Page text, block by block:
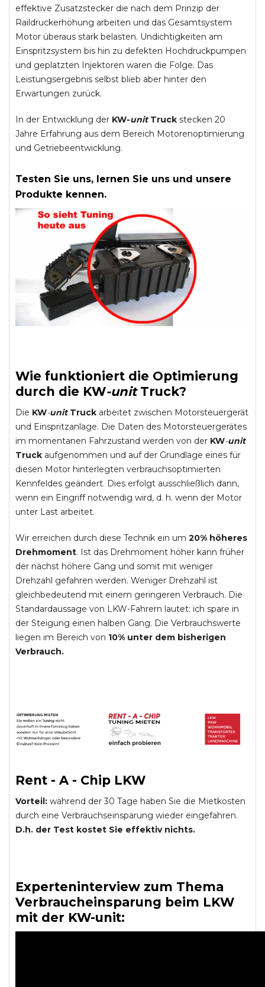
effektive Zusatzstecker die nach dem Prinzip der
Raildruckerhöhung arbeiten und das Gesamtsystem
Motor überaus stark belasten. Undichtigkeiten am
Einspritzsystem bis hin zu defekten Hochdruckpumpen
und geplatzten Injektoren waren die Folge. Das
Leistungsergebnis selbst blieb aber hinter den
Erwartungen zurück.
In der Entwicklung der KW-unitTruck stecken 20
Jahre Erfahrung aus dem Bereich Motorenoptimierung
und Getriebeentwicklung.
Testen Sie uns, lernen Sie uns und unsere
Produkte kennen.
Wie funktioniert die Optimierung
durch die KW-unit Truck?
Die KW-unit Truck arbeitet zwischen Motorsteuergerät
und Einspritzanlage. Die Daten des Motorsteuergerätes
im momentanen Fahrzustand werden von der KW-unit
Truck aufgenommen und auf der Grundlage eines für
diesen Motor hinterlegten verbrauchsoptimierten
Kennfeldes geändert. Dies erfolgt ausschließlich dann,
wenn ein Eingriff notwendig wird, d. h. wenn der Motor
unter Last arbeitet.
Wir erreichen durch diese Technik ein um 20% höheres
Drehmoment. Ist das Drehmoment höher kann früher
der nächst höhere Gang und somit mit weniger
Drehzahl gefahren werden. Weniger Drehzahl ist
gleichbedeutend mit einem geringeren Verbrauch. Die
Standardaussage von LKW-Fahrern lautet: ich spare in
der Steigung einen halben Gang. Die Verbrauchswerte
liegen im Bereich von 10% unter dem bisherigen
Verbrauch.
Rent - A - Chip LKW
Vorteil: während der 30 Tage haben Sie die Mietkosten
durch eine Verbrauchseinsparung wieder eingefahren.
D.h. der Test kostet Sie effektiv nichts.
Experteninterview zum Thema
Verbraucheinsparung beim LKW
mit der KW-unit: